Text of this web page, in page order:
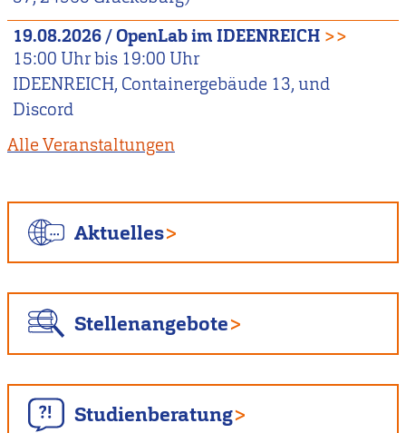
19.08.2026/OpenLab im IDEENREICH >>
15:00 Uhr bis 19:00 Uhr
IDEENREICH, Containergebäude 13, und
Discord
Alle Veranstaltungen
Aktuelles
Stellenangebote
Studienberatung